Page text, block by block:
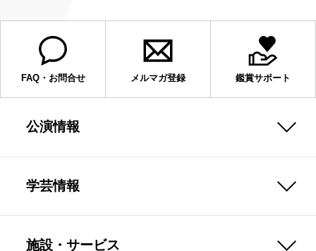
FAQ・お問合せ メルマガ登録 鑑賞サポート
公演情報
学芸情報
施設・サービス